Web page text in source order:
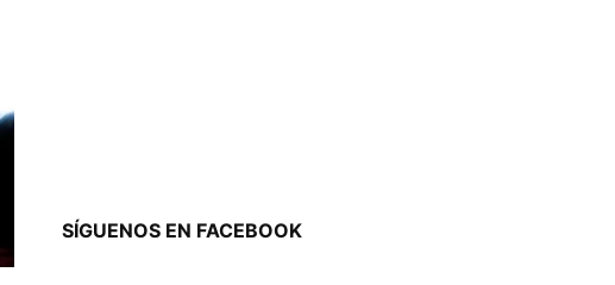
SÍGUENOS EN FACEBOOK